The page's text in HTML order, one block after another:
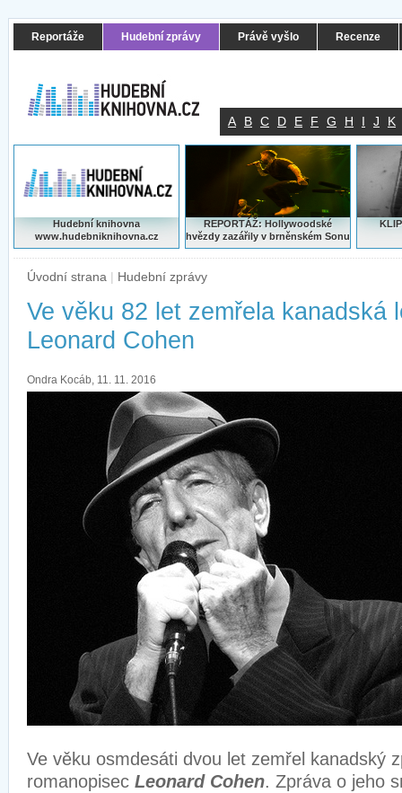
Reportáže Hudební zprávy Právě vyšlo Recenze
A B C D E F G H I J K
Hudební knihovna
www.hudebniknihovna.cz
REPORTÁŽ: Hollywoodské
hvězdy zazářily v brněnském Sonu
Úvodní strana | Hudební zprávy
Ve věku 82 let zemřela kanadská
Leonard Cohen
Ondra Kocáb, 11. 11. 2016
Ve věku osmdesáti dvou let zemřel kanadský
romanopisec Leonard Cohen. Zpráva o jeho